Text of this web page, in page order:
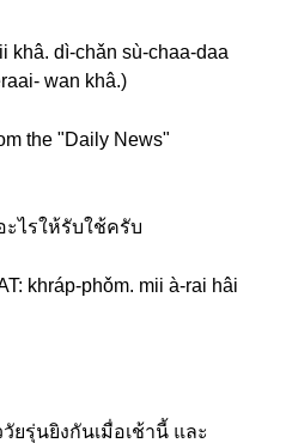
khâ. dì-chǎn sù-chaa-daa
wan khâ.)
the "Daily News"
ะไรให้รับใช้ครับ
khráp-phǒm. mii à-rai hâi
ยรุ่นยิงกันเมื่อเช้านี้ และ